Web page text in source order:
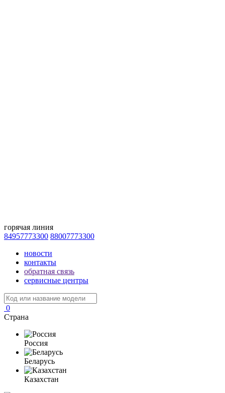
горячая линия
84957773300 88007773300
новости
контакты
обратная связь
сервисные центры
0
Страна
Россия
Беларусь
Казахстан